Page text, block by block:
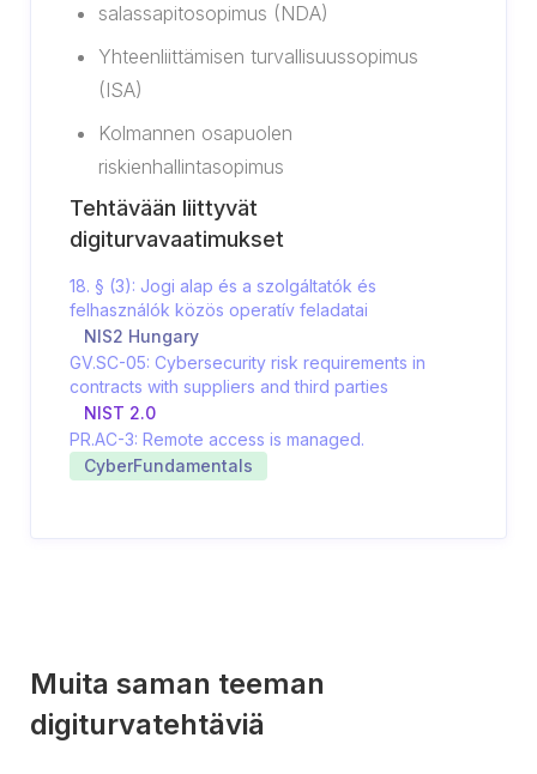
salassapitosopimus (NDA)
Yhteenliittämisen turvallisuussopimus
(ISA)
Kolmannen osapuolen
riskienhallintasopimus
Tehtävään liittyvät
digiturvavaatimukset
18. § (3): Jogi alap és a szolgáltatók és
felhasználók közös operatív feladatai
NIS2 Hungary
GV.SC-05: Cybersecurity risk requirements in
contracts with suppliers and third parties
NIST 2.0
PR.AC-3: Remote access is managed.
CyberFundamentals
Muita saman teeman
digiturvatehtäviä